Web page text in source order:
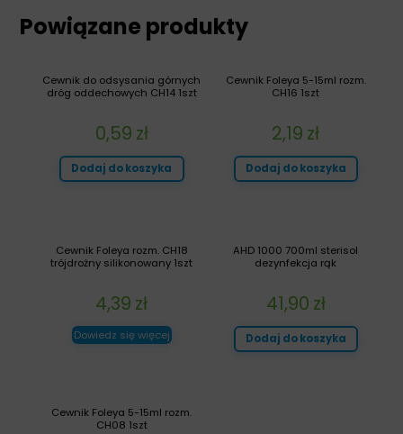
Powiązane produkty
Cewnik Foleya 5-15ml rozm.
CH16 1szt
2,19 zł
Dodaj do koszyka
Cewnik do odsysania górnych
dróg oddechowych CH14 1szt
0,59 zł
Dodaj do koszyka
AHD 1000 700ml sterisol
dezynfekcja rąk
41,90 zł
Dodaj do koszyka
Cewnik Foleya rozm. CH18
trójdrożny silikonowany 1szt
4,39 zł
Dowiedz się więcej
Cewnik Foleya 5-15ml rozm.
CH08 1szt